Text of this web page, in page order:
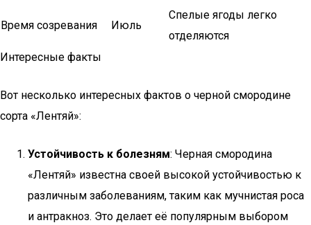
Время созревания Июль
Спелые ягоды легко
отделяются
Интересные факты
Вот несколько интересных фактов о черной смородине
сорта «Лентяй»:
Устойчивость к болезням: Черная смородина
«Лентяй» известна своей высокой устойчивостью к
различным заболеваниям, таким как мучнистая роса
и антракноз. Это делает её популярным выбором